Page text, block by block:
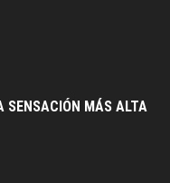
SENSACIÓN MÁS ALTA